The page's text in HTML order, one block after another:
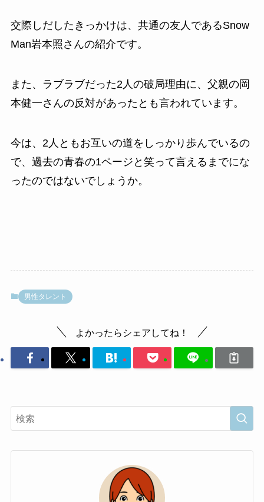
交際しだしたきっかけは、共通の友人であるSnow
Man岩本照さんの紹介です。
また、ラブラブだった2人の破局理由に、父親の岡
本健一さんの反対があったとも言われています。
今は、2人ともお互いの道をしっかり歩んでいるの
で、過去の青春の1ページと笑って言えるまでにな
ったのではないでしょうか。
男性タレント
よかったらシェアしてね！